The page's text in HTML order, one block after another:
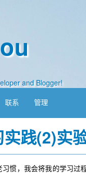
and Blogger!
联系 管理
践(2)实
惯，我会将我的学习